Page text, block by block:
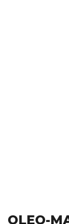
OLEO-